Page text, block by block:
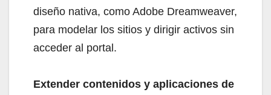
diseño nativa, como Adobe Dreamweaver,
para modelar los sitios y dirigir activos sin
acceder al portal.
Extender contenidos y aplicaciones de